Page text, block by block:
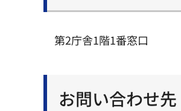
第2庁舎1階1番窓口
お問い合わせ先